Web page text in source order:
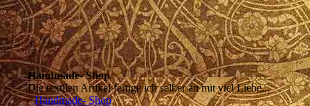
Handmade- Shop
Die textilen Artikel fertige ich selber an mit viel Liebe...
Handmade- Shop